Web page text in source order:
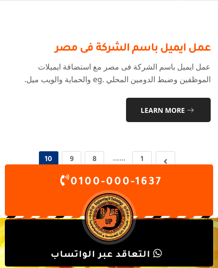
عمل ايميل باسم الشركة فى مصر
عمل ايميل باسم الشركة فى مصر مع استضافة ايميلات
الموظفين وضبط الدومين المحلي .eg والحماية والويب ميل.
LEARN MORE
1
……
8
9
10
0100-000-1637
التعاقد عبر الواتساب